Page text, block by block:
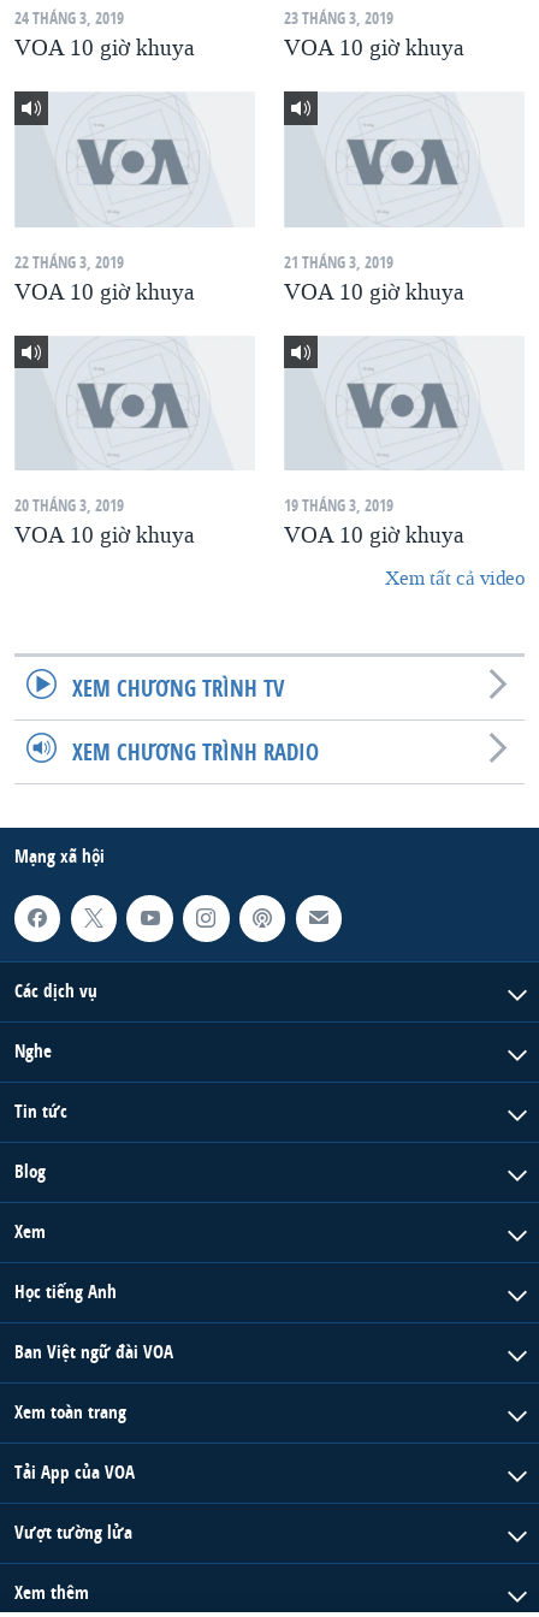
QUAN HỆ VIỆT MỸ
24 THÁNG 3, 2019
VOA 10 giờ khuya
23 THÁNG 3, 2019
VOA 10 giờ khuya
22 THÁNG 3, 2019
VOA 10 giờ khuya
21 THÁNG 3, 2019
VOA 10 giờ khuya
20 THÁNG 3, 2019
VOA 10 giờ khuya
19 THÁNG 3, 2019
VOA 10 giờ khuya
Xem tất cả video
XEM CHƯƠNG TRÌNH TV
XEM CHƯƠNG TRÌNH RADIO
Mạng xã hội
Các dịch vụ
Nghe
Tin tức
Blog
Xem
Học tiếng Anh
Ban Việt ngữ đài VOA
Xem toàn trang
Tải App của VOA
Vượt tường lửa
Xem thêm